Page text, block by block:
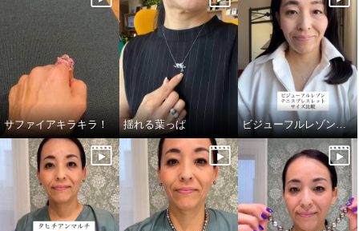
サファイアキラキラ！ 揺れる葉っぱ ビジューフルレゾンテニスブレスレット比較